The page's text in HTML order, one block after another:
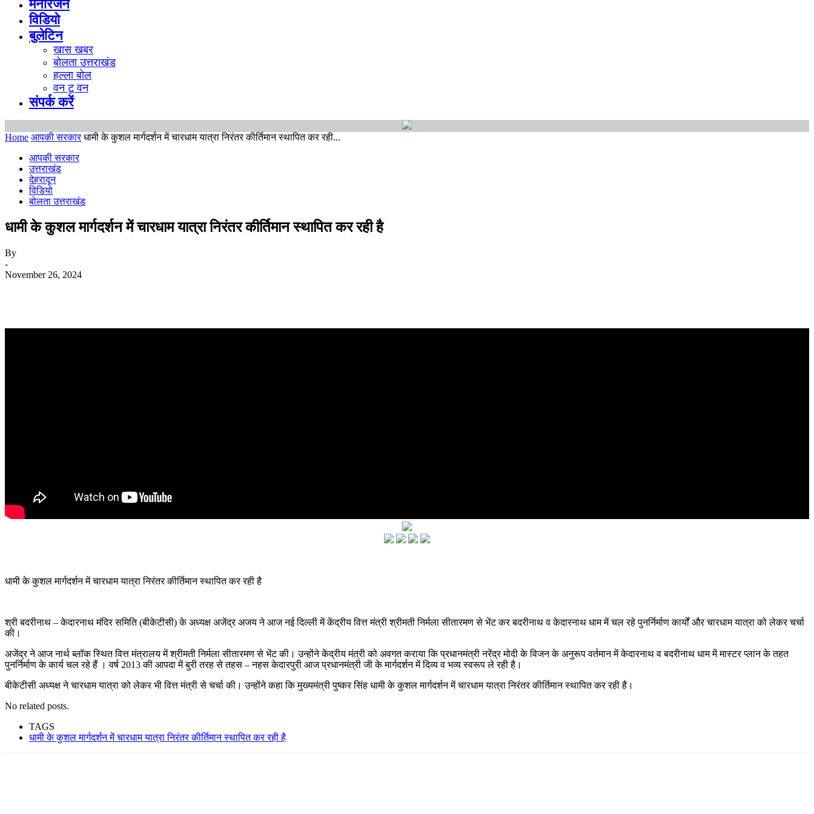
मनोरंजन
विडियो
बुलेटिन
खास खबर
बोलता उत्तराखंड
हल्ला बोल
वन टू वन
संपर्क करें
Home आपकी सरकार धामी के कुशल मार्गदर्शन में चारधाम यात्रा निरंतर कीर्तिमान स्थापित कर रही...
आपकी सरकार
उत्तराखंड
देहरादून
विडियो
बोलता उत्तराखंड
धामी के कुशल मार्गदर्शन में चारधाम यात्रा निरंतर कीर्तिमान स्थापित कर रही है
By
-
November 26, 2024
धामी के कुशल मार्गदर्शन में चारधाम यात्रा निरंतर कीर्तिमान स्थापित कर रही है
श्री बदरीनाथ – केदारनाथ मंदिर समिति (बीकेटीसी) के अध्यक्ष अजेंद्र अजय ने आज नई दिल्ली में केंद्रीय वित्त मंत्री श्रीमती निर्मला सीतारमण से भेंट कर बदरीनाथ व केदारनाथ धाम में चल रहे पुनर्निर्माण कार्यों और चारधाम यात्रा को लेकर चर्चा
की।
अजेंद्र ने आज नार्थ ब्लॉक स्थित वित्त मंत्रालय में श्रीमती निर्मला सीतारमण से भेंट की। उन्होंने केंद्रीय मंत्री को अवगत कराया कि प्रधानमंत्री नरेंद्र मोदी के विजन के अनुरूप वर्तमान में केदारनाथ व बदरीनाथ धाम में मास्टर प्लान के तहत
पुनर्निर्माण के कार्य चल रहे हैं । वर्ष 2013 की आपदा में बुरी तरह से तहस – नहस केदारपुरी आज प्रधानमंत्री जी के मार्गदर्शन में दिव्य व भव्य स्वरूप ले रही है।
बीकेटीसी अध्यक्ष ने चारधाम यात्रा को लेकर भी वित्त मंत्री से चर्चा की। उन्होंने कहा कि मुख्यमंत्री पुष्कर सिंह धामी के कुशल मार्गदर्शन में चारधाम यात्रा निरंतर कीर्तिमान स्थापित कर रही है।
No related posts.
TAGS
धामी के कुशल मार्गदर्शन में चारधाम यात्रा निरंतर कीर्तिमान स्थापित कर रही है